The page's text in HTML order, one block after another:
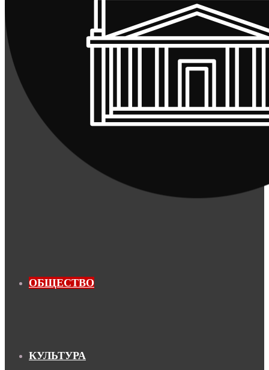
ОБЩЕСТВО
КУЛЬТУРА